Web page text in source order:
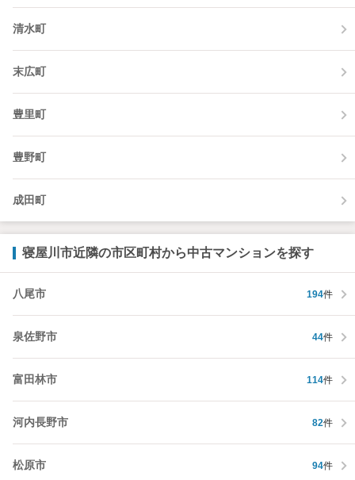
清水町
末広町
豊里町
豊野町
成田町
寝屋川市近隣の市区町村から中古マンションを探す
八尾市 194件
泉佐野市 44件
富田林市 114件
河内長野市 82件
松原市 94件